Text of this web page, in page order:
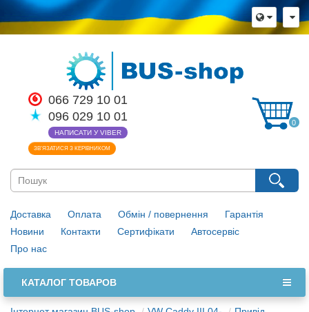
066 729 10 01
096 029 10 01
НАПИСАТИ У VIBER
ЗВ’ЯЗАТИСЯ З КЕРІВНИКОМ
0
Доставка Оплата Обмін / повернення
Гарантія
Новини
Контакти Сертифікати
Автосервіс
Про нас
КАТАЛОГ ТОВАРОВ